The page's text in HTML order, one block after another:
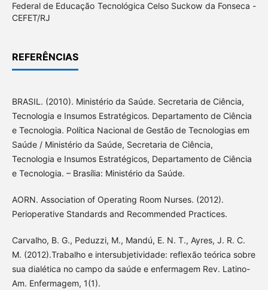
Federal de Educação Tecnológica Celso Suckow da Fonseca -
CEFET/RJ
REFERÊNCIAS
BRASIL. (2010). Ministério da Saúde. Secretaria de Ciência,
Tecnologia e Insumos Estratégicos. Departamento de Ciência
e Tecnologia. Política Nacional de Gestão de Tecnologias em
Saúde / Ministério da Saúde, Secretaria de Ciência,
Tecnologia e Insumos Estratégicos, Departamento de Ciência
e Tecnologia. – Brasília: Ministério da Saúde.
AORN. Association of Operating Room Nurses. (2012).
Perioperative Standards and Recommended Practices.
Carvalho, B. G., Peduzzi, M., Mandú, E. N. T., Ayres, J. R. C.
M. (2012).Trabalho e intersubjetividade: reflexão teórica sobre
sua dialética no campo da saúde e enfermagem Rev. Latino-
Am. Enfermagem, 1(1).